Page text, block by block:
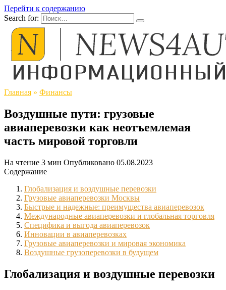
Перейти к содержанию
Search for:
Главная » Финансы
Воздушные пути: грузовые
авиаперевозки как неотъемлемая
часть мировой торговли
На чтение 3 мин Опубликовано 05.08.2023
Содержание
Глобализация и воздушные перевозки
Грузовые авиаперевозки Москвы
Быстрые и надежные: преимущества авиаперевозок
Международные авиаперевозки и глобальная торговля
Специфика и выгода авиаперевозок
Инновации в авиаперевозках
Грузовые авиаперевозки и мировая экономика
Воздушные грузоперевозки в будущем
Глобализация и воздушные перевозки